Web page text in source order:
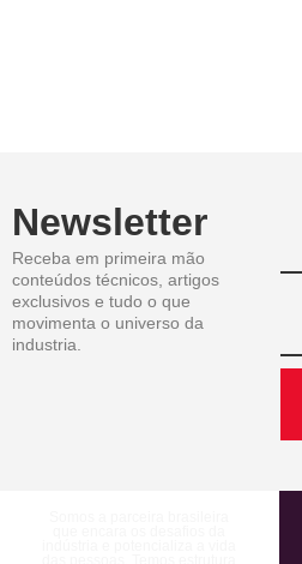
Newsletter
Receba em primeira mão
conteúdos técnicos, artigos
exclusivos e tudo o que
movimenta o universo da
industria.